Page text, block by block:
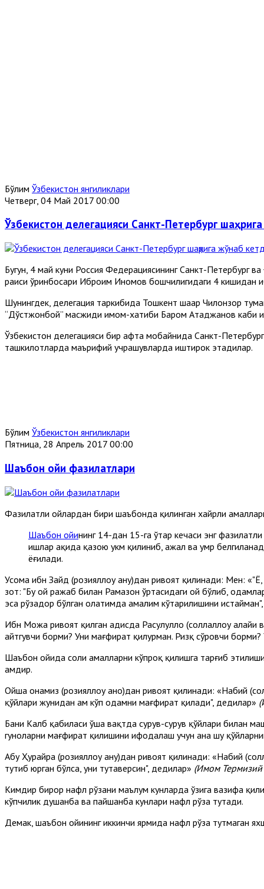
Бўлим Ўзбекистон янгиликлари
Четверг, 04 Май 2017 00:00
Ўзбекистон делегацияси Санкт-Петербург
Бугун, 4 май куни Россия Федерациясининг Санкт-Петербург
раиси ўринбосари Иброҳим Иномов бошчилигидаги 4 кишидан
Шунингдек, делегация таркибида Тошкент шаҳар Чилонзор
“Дўстжонбой” масжиди имом-хатиби Баҳром Атаджанов каби
Ўзбекистон делегацияси бир ҳафта мобайнида Санкт-
ташкилотларда маърифий учрашувларда иштирок этадилар.
Бўлим Ўзбекистон янгиликлари
Пятница, 28 Апрель 2017 00:00
Шаъбон ойи фазилатлари
Фазилатли ойлардан бири шаъбонда қилинган хайрли
Шаъбон ойининг 14-дан 15-га ўтар кечаси энг
ишлар ҳақида қазою ҳукм қилиниб, ажал ва умр
ёғилади.
Усома ибн Зайд (розияллоҳу анҳу)дан ривоят қилинади: Мен:
зот: "Бу ой ражаб билан Рамазон ўртасидаги ой бўлиб,
эса рўзадор бўлган ҳолатимда амалим кўтарилишини
Ибн Можа ривоят қилган ҳадисда Расулуллоҳ (соллаллоҳу
айтгувчи борми? Уни мағфират қилурман. Ризқ сўровчи
Шаъбон ойида солиҳ амалларни кўпроқ қилишга тарғиб
ҳамдир.
Ойша онамиз (розияллоҳу анҳо)дан ривоят қилинади: «Набий
қўйлари жунидан ҳам кўп одамни мағфират қилади", дедилар» (
Бани Калб қабиласи ўша вақтда сурув-сурув қўйлари билан
гуноҳларни мағфират қилишини ифодалаш учун ана шу
Абу Ҳурайра (розияллоҳу анҳу)дан ривоят қилинади: «Набий
тутиб юрган бўлса, уни тутаверсин", дедилар» (Имом
Кимдир бирор нафл рўзани маълум кунларда ўзига вазифа
кўпчилик душанба ва пайшанба кунлари нафл рўза тутади.
Демак, шаъбон ойининг иккинчи ярмида нафл рўза тутмаган